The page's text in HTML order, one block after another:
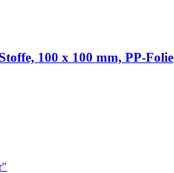
100 x 100 mm, PP-Folie